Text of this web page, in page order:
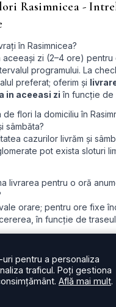
Rasimnicea -
în Rasimnicea?
aceeași zi (2–4 ore) pentru
programului. La
preferat; oferim și
in aceeasi zi în funcție de
de flori la domiciliu în
sâmbăta?
cazurilor livrăm și
pot exista sloturi
livrarea pentru o oră
orare; pentru ore fixe
în funcție de
este inclusă; scrie
iar noi îl vom imprima
florale Rasimnicea
pentru a personaliza
traficul. Poți gestiona
Află mai mult.